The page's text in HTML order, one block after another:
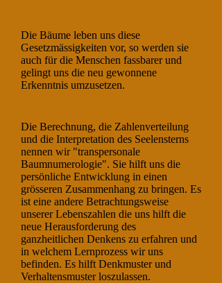
Die Bäume leben uns diese
Gesetzmässigkeiten vor, so werden sie
auch für die Menschen fassbarer und
gelingt uns die neu gewonnene
Erkenntnis umzusetzen.
Die Berechnung, die Zahlenverteilung
und die Interpretation des Seelensterns
nennen wir "transpersonale
Baumnumerologie". Sie hilft uns die
persönliche Entwicklung in einen
grösseren Zusammenhang zu bringen. Es
ist eine andere Betrachtungsweise
unserer Lebenszahlen die uns hilft die
neue Herausforderung des
ganzheitlichen Denkens zu erfahren und
in welchem Lernprozess wir uns
befinden. Es hilft Denkmuster und
Verhaltensmuster loszulassen.